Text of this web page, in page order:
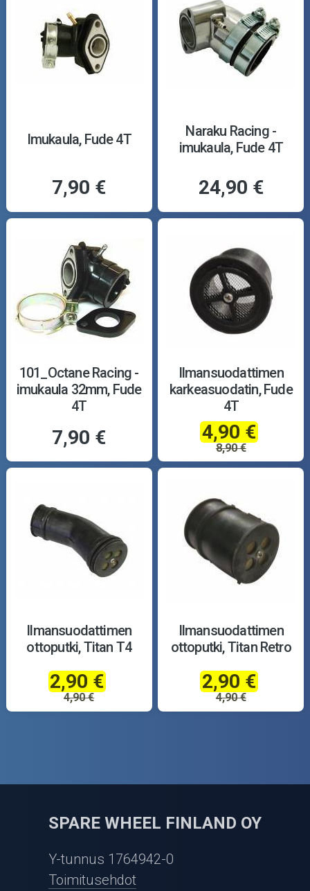
Imukaula, Fude 4T
7,90 €
Naraku Racing -
imukaula, Fude 4T
24,90 €
101_Octane Racing -
imukaula 32mm, Fude
4T
7,90 €
Ilmansuodattimen
karkeasuodatin, Fude
4T
4,90 €
8,90 €
Ilmansuodattimen
ottoputki, Titan T4
2,90 €
4,90 €
Ilmansuodattimen
ottoputki, Titan Retro
2,90 €
4,90 €
SPARE WHEEL FINLAND OY
Y-tunnus 1764942-0
Toimitusehdot